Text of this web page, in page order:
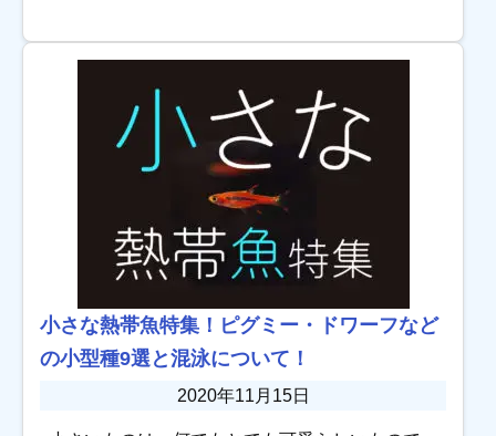
増えています。 しかしこれからアクアリウムを
小さな熱帯魚特集！ピグミー・ドワーフなど
の小型種9選と混泳について！
2020年11月15日